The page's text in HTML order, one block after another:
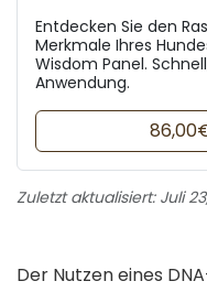
Entdecken Sie den
Merkmale Ihres
Wisdom Panel.
Anwendung.
Zuletzt aktualisiert: Juli
Der Nutzen eines